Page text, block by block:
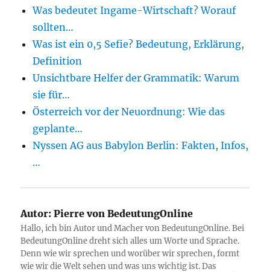
Was bedeutet Ingame-Wirtschaft? Worauf
sollten…
Was ist ein 0,5 Sefie? Bedeutung, Erklärung,
Definition
Unsichtbare Helfer der Grammatik: Warum
sie für…
Österreich vor der Neuordnung: Wie das
geplante…
Nyssen AG aus Babylon Berlin: Fakten, Infos,
…
Autor: Pierre von BedeutungOnline
Hallo, ich bin Autor und Macher von BedeutungOnline. Bei
BedeutungOnline dreht sich alles um Worte und Sprache.
Denn wie wir sprechen und worüber wir sprechen, formt
wie wir die Welt sehen und was uns wichtig ist. Das